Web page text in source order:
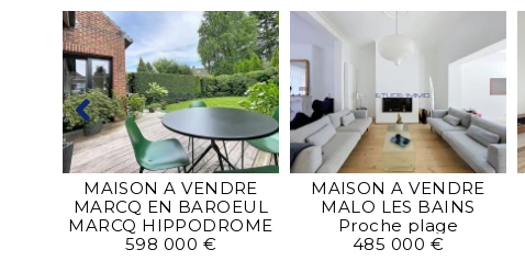
MAISON A VENDRE
MARCQ EN BAROEUL
MARCQ HIPPODROME
598 000 €
MAISON A VENDRE
MALO LES BAINS
Proche plage
485 000 €